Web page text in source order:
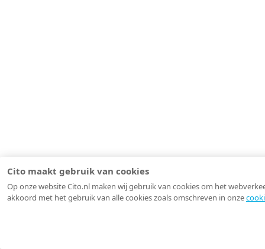
Cito maakt gebruik van cookies
Op onze website Cito.nl maken wij gebruik van cookies om het
akkoord met het gebruik van alle cookies zoals omschreven in onze